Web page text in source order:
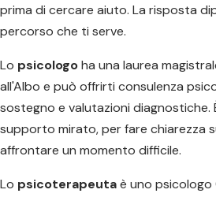
prima di cercare aiuto. La risposta
percorso che ti serve.
Lo psicologoha una laurea
all'Albo e può offrirti consulenza
sostegno e valutazioni diagnostiche.
supporto mirato, per fare chiarezza
affrontare un momento difficile.
Lo psicoterapeutaè uno psicologo